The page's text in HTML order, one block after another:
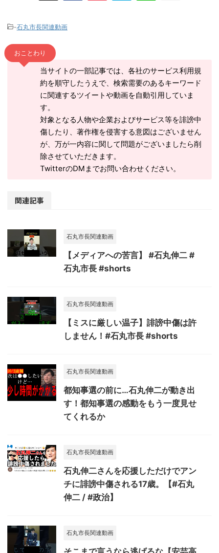
-石丸市長関連動画
おことわり
当サイトの一部記事では、各社のサービス利用規
約を順守したうえで、検索需要のあるキーワード
に関連するツイートや動画を自動引用していま
す。
対象となる人物や企業およびサービス等を誹謗中
傷したり、著作権を侵害する意図はございません
が、万が一内容に関して問題がございましたら削
除させていただきます。
TwitterのDMまでお問い合わせください。
関連記事
石丸市長関連動画
【メディアへの苦言】 #石丸伸二 #
石丸市長 #shorts
石丸市長関連動画
【ミスに厳しい温子】誹謗中傷は許
しません！#石丸市長 #shorts
石丸市長関連動画
都知事選の前に…石丸伸二が動き出
す！都知事選の感動をもう一度見せ
てくれるか
石丸市長関連動画
石丸伸二さんを応援しただけでアン
チに誹謗中傷される17歳。【#石丸
伸二 / #政治】
石丸市長関連動画